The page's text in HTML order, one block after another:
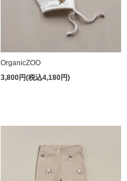
OrganicZOO
3,800円(税込4,180円)